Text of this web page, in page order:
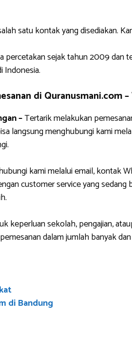
satu kontak yang disediakan.
percetakan sejak tahun 2009 dan
Indonesia.
di Quranusmani.com –
–Tertarik melakukan
langsung menghubungi kami
kami melalui email, kontak
customer service yang
keperluan sekolah, pengajian,
dalam jumlah banyak
di Bandung